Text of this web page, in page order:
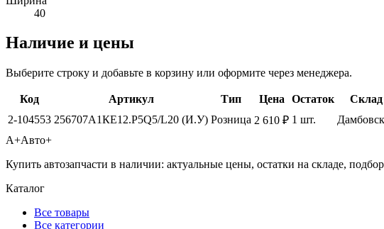
40
Наличие и цены
Выберите строку и добавьте в корзину или оформите через менеджера.
Код Артикул Тип Цена Остаток
Склад
2-104553 256707А1КЕ12.Р5Q5/L20 (И.У) Розница 2 610 ₽ 1 шт.
А+Авто+
Купить автозапчасти в наличии: актуальные цены, остатки на складе,
Каталог
Все товары
Все категории